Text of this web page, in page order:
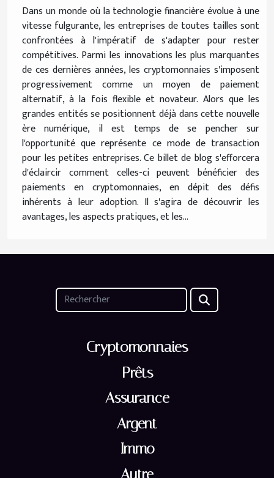
Dans un monde où la technologie financière évolue à une
vitesse fulgurante, les entreprises de toutes tailles sont
confrontées à l'impératif de s'adapter pour rester
compétitives. Parmi les innovations les plus marquantes
de ces dernières années, les cryptomonnaies s'imposent
progressivement comme un moyen de paiement
alternatif, à la fois flexible et novateur. Alors que les
grandes entités se positionnent déjà dans cette nouvelle
ère numérique, il est temps de se pencher sur
l'opportunité que représente ce mode de transaction
pour les petites entreprises. Ce billet de blog s'efforcera
d'éclaircir comment celles-ci peuvent bénéficier des
paiements en cryptomonnaies, en dépit des défis
inhérents à leur adoption. Il s'agira de découvrir les
avantages, les aspects pratiques, et les...
Cryptomonnaies
Prêts
Assurance
Argent
Immo
Autre